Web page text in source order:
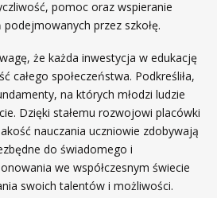
pomoc oraz wspieranie
przez szkołę.
że każda inwestycja w edukację
całego społeczeństwa. Podkreśliła,
na których młodzi ludzie
Dzięki stałemu rozwojowi placówki
nauczania uczniowie zdobywają
do świadomego i
we współczesnym świecie
swoich talentów i możliwości.